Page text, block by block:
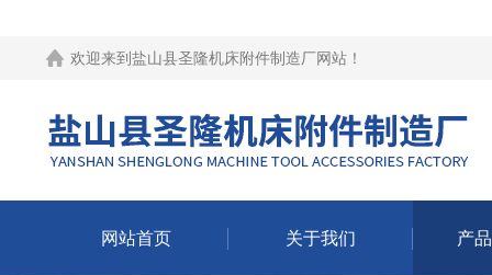
欢迎来到 盐山县圣隆机床附件制造厂网站 ！
网站首页 关于我们 产